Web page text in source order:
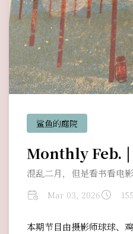
鲨鱼的庭院
Monthly Feb. |
混乱二月，但是看书看电
Mar 03, 2026
本期节目由摄影师球球、